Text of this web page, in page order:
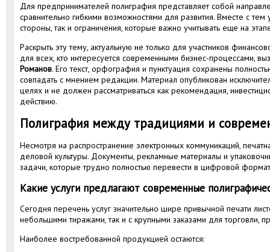
Для предпринимателей полиграфия представляет собой
сравнительно гибкими возможностями для развития. Вместе с тем
стороны, так и ограничения, которые важно учитывать еще на
Раскрыть эту тему, актуальную не только для участников
для всех, кто интересуется современными бизнес-процессами,
Романов. Его текст, орфография и пунктуация сохранены
совпадать с мнением редакции. Материал опубликован
целях и не должен рассматриваться как рекомендация,
действию.
Полиграфия между традициями и
Несмотря на распространение электронных коммуникаций,
деловой культуры. Документы, рекламные материалы и
задачи, которые трудно полностью перевести в цифровой
Какие услуги предлагают современные
Сегодня перечень услуг значительно шире привычной печати
небольшими тиражами, так и с крупными заказами для торговли,
Наиболее востребованной продукцией остаются: